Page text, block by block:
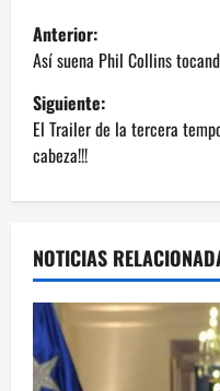
N
a
v
e
g
a
c
i
Anterior:
Así suena Phil Collins
Siguiente:
El Trailer de la tercera
cabeza!!!
NOTICIAS